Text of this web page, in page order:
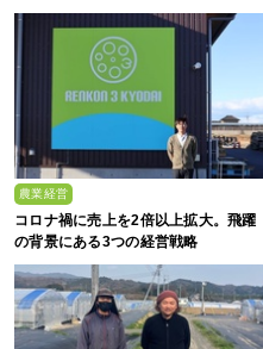
農業経営
コロナ禍に売上を2倍以上拡大。飛躍
の背景にある3つの経営戦略